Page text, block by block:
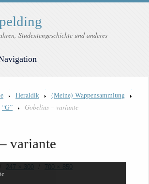
Studentengeschichte und anderes
Heraldik
(Meine) Wappensammlung
“G” Gobelius – variante
variante
247 × 300 700 × 850